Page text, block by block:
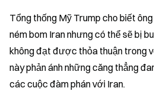
Tổng thống Mỹ Trump cho biết
ném bom Iran nhưng có thể sẽ bị
không đạt được thỏa thuận trong
này phản ánh những căng thẳng
các cuộc đàm phán với Iran.